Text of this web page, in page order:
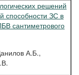
решений
способности ЗС в
сантиметрового
А.Б.,